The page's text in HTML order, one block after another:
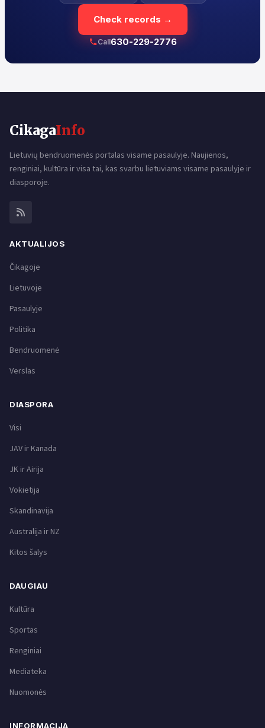
Check records →
Call630-229-2776
CikagaInfo
Lietuvių bendruomenės portalas visame pasaulyje. Naujienos,
renginiai, kultūra ir visa tai, kas svarbu lietuviams visame pasaulyje ir
diasporoje.
AKTUALIJOS
Čikagoje
Lietuvoje
Pasaulyje
Politika
Bendruomenė
Verslas
DIASPORA
Visi
JAV ir Kanada
JK ir Airija
Vokietija
Skandinavija
Australija ir NZ
Kitos šalys
DAUGIAU
Kultūra
Sportas
Renginiai
Mediateka
Nuomonės
INFORMACIJA